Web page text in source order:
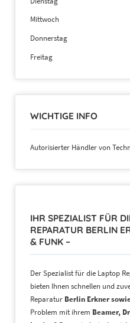
Mittwoch
Donnerstag
Freitag
WICHTIGE INFO
Autorisierter Händler von
IHR SPEZIALIST FÜR
REPARATUR BERLIN
& FUNK –
Der Spezialist für die Laptop
bieten Ihnen schnellen und
Reparatur Berlin Erkner
Problem mit ihrem Beamer,